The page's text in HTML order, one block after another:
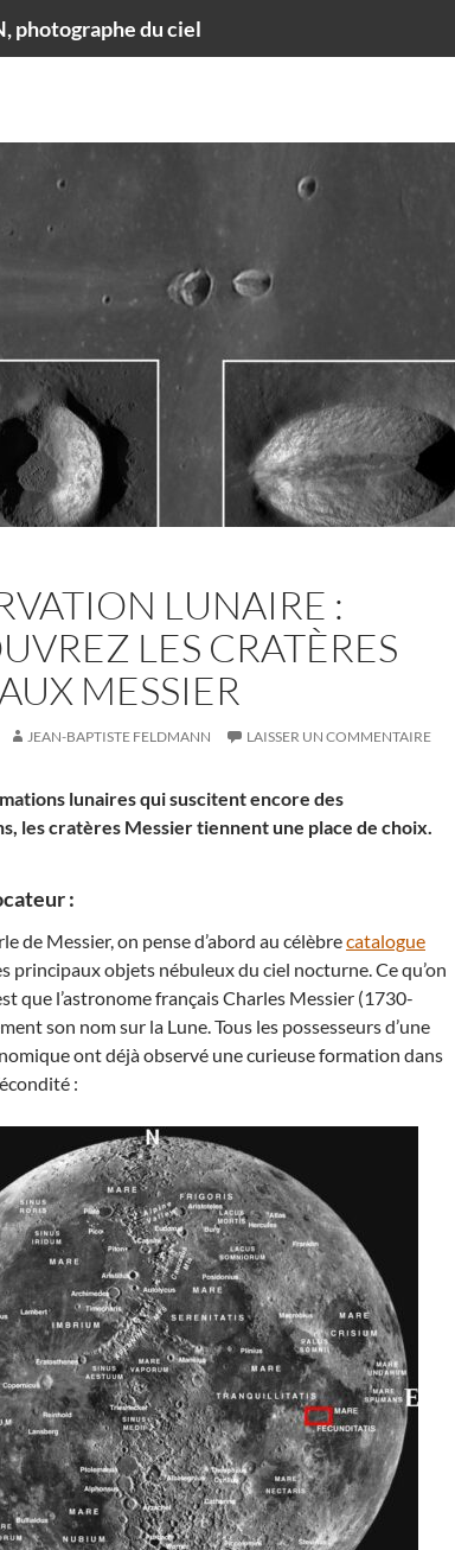
photographe du ciel
LUNAIRE :
LES CRATÈRES
MESSIER
JEAN-BAPTISTE FELDMANN LAISSER UN COMMENTAIRE
lunaires qui suscitent encore des
les cratères Messier tiennent une place de choix.
:
de Messier, on pense d’abord au célèbrecatalogue
principaux objets nébuleux du ciel nocturne. Ce qu’on
que l’astronome français Charles Messier (1730-
son nom sur la Lune. Tous les possesseurs d’une
ont déjà observé une curieuse formation dans
: